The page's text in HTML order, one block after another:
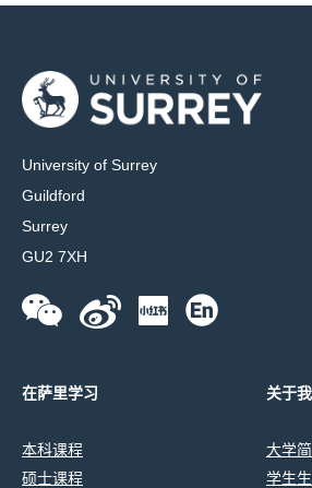
University of Surrey
Guildford
Surrey
GU2 7XH
在萨里学习
本科课程
硕士课程
关于
大学
学生